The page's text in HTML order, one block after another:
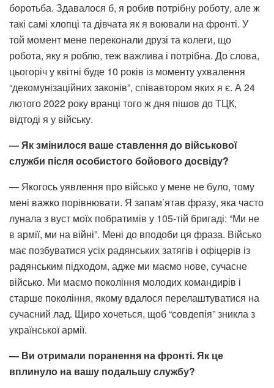
боротьба. Здавалося б, я робив потрібну роботу, але ж
такі самі хлопці та дівчата як я воювали на фронті. У
той момент мене переконали друзі та колеги, що
робота, яку я роблю, теж важлива і потрібна. До слова,
цьогоріч у квітні буде 10 років із моменту ухвалення
“декомунізаційних законів”, співавтором яких я є. А 24
лютого 2022 року вранці того ж дня пішов до ТЦК,
відтоді я у війську.
— Як змінилося ваше ставлення до військової
служби після особистого бойового досвіду?
— Якогось уявлення про військо у мене не було, тому
мені важко порівнювати. Я запам’ятав фразу, яка часто
лунала з вуст моїх побратимів у 105-тій бригаді: “Ми не
в армії, ми на війні”. Мені до вподоби ця фраза. Військо
має позбуватися усіх радянських затягів і офіцерів із
радянським підходом, адже ми маємо нове, сучасне
військо. Ми маємо покоління молодих командирів і
старше покоління, якому вдалося перелаштуватися на
сучасний лад. Щиро хочеться, щоб “совдепія” зникла з
української армії.
— Ви отримали поранення на фронті. Як це
вплинуло на вашу подальшу службу?